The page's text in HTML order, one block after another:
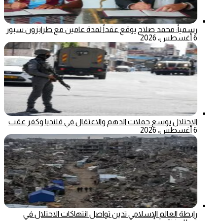
رسمياً: محمد صلاح يوقع عقداً لمدة عامين مع طرابزون سبور
6 أغسطس، 2026
الاحتلال يوسع حملات الدهم والاعتقال في قلنديا وكفر عقب
6 أغسطس، 2026
رابطة العالم الإسلامي تدين تواصل انتهاكات الاحتلال في